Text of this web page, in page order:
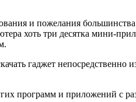
и пожелания
хоть три десятка мини-
гаджет непосредственно
программ и приложений с